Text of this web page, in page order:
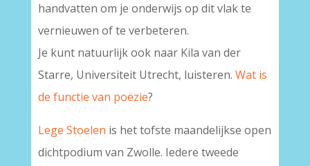
handvatten om je onderwijs op dit vlak te
vernieuwen of te verbeteren.
Je kunt natuurlijk ook naar Kila van der
Starre, Universiteit Utrecht, luisteren. Wat is
de functie van poëzie?
Lege Stoelen is het tofste maandelijkse open
dichtpodium van Zwolle. Iedere tweede